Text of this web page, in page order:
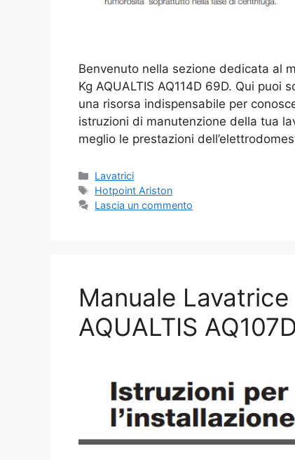
Benvenuto nella sezione dedicata al
Kg AQUALTIS AQ114D 69D. Qui
una risorsa indispensabile per
istruzioni di manutenzione della tua
meglio le prestazioni
Categorie
Lavatrici
Tag
Hotpoint Ariston
Lascia un commento
Manuale
AQUALTIS